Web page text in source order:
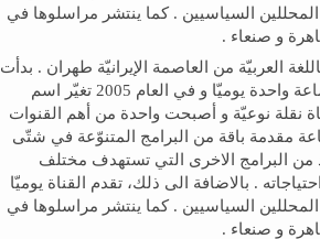
السياسيين . كما ينتشر مراسلوها في
و صنعاء .
العربيّة من العاصمة الإیرانيّة طهران . بدأت
نشاطاتها في العام 1980 باسم قناة "سحر " حيث کانت تبث ساعة واحدة یومیّا و في العام 2005 تغيّر اسم
" الفضائيّة . في العام 2010 أحدثت القناة نقلة نوعیّة و أصبحت واحدة من أهم القنوات
الرائدة و أکثرها انتشارا و تأثيرا و بدأت تبث 24/24 ساعة مقدمة باقة من البرامج المتنوّعة في شتّى
من البرامج الاخری التي تستهدف مختلف
. بالاضافة الى ذلك، تقدم القناة یوميّا
السياسيين . كما ينتشر مراسلوها في
و صنعاء .